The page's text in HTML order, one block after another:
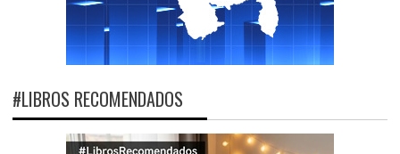
#LIBROS RECOMENDADOS